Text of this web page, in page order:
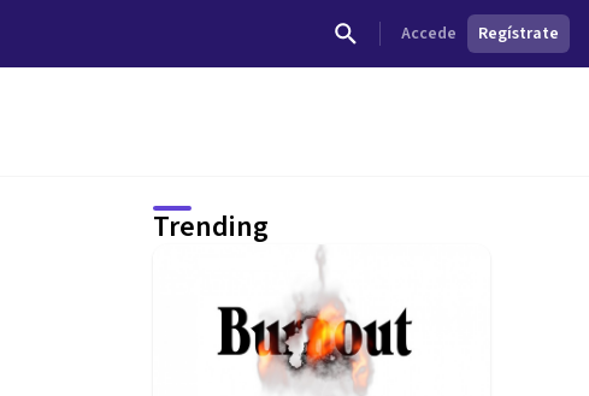
Accede Regístrate
Trending